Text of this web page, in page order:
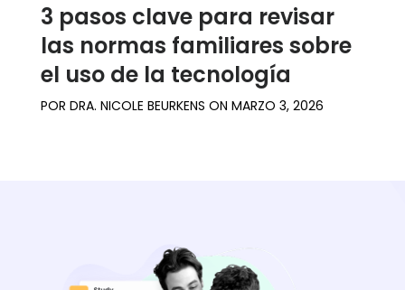
3 pasos clave para revisar
las normas familiares sobre
el uso de la tecnología
POR DRA. NICOLE BEURKENS ON MARZO 3, 2026